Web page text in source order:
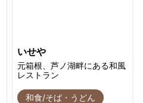
いせや
元箱根、芦ノ湖畔にある和風
レストラン
和食/そば・うどん